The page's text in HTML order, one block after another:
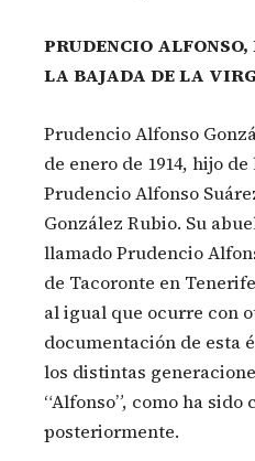
PRUDENCIO
LA BAJADA DE LA
Prudencio Alfonso
de enero de 1914, hijo
Prudencio Alfonso
González Rubio. Su
llamado Prudencio
de Tacoronte en
al igual que ocurre con
documentación de esta
los distintas
“Alfonso”, como ha
posteriormente.